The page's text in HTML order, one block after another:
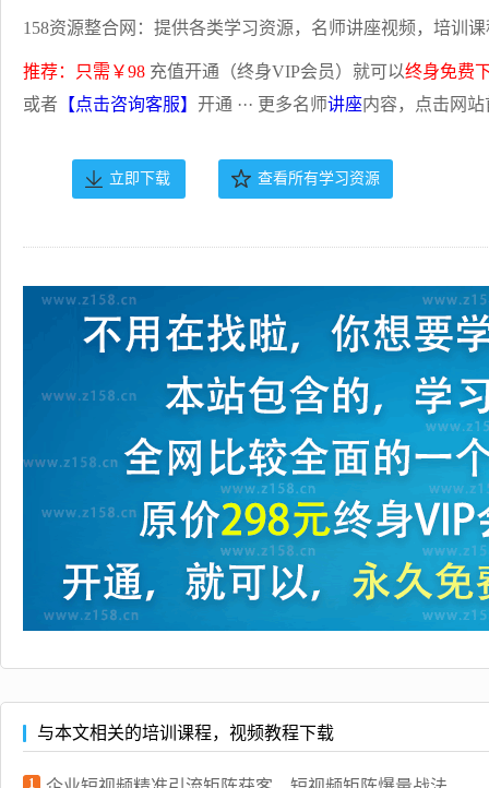
158资源整合网：提供各类学习资源，名师讲座视频，培训
推荐：只需￥98 充值开通（终身VIP会员）就可以终身免费
或者 【点击咨询客服】 开通 ··· 更多名师讲座内容，点击网
立即下载 查看所有学习资源
与本文相关的培训课程，视频教程下载
1